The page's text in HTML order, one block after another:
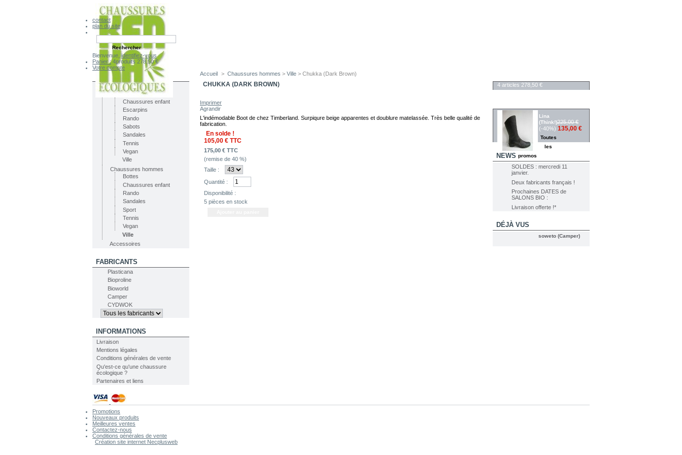
contact
plan du site
Bienvenue,identifiez-vous
Panier : 4produits 278,50 €
Votre compte
CATÉGORIES
Chaussures femmes
Bottes
Chaussures enfant
Escarpins
Rando
Sabots
Sandales
Tennis
Vegan
Ville
Chaussures hommes
Bottes
Chaussures enfant
Rando
Sandales
Sport
Tennis
Vegan
Ville
Accessoires
FABRICANTS
Plasticana
Bioproline
Bioworld
Camper
CYDWOK
INFORMATIONS
Livraison
Mentions légales
Conditions générales de vente
Qu'est-ce qu'une chaussure
écologique ?
Partenaires et liens
Accueil > Chaussures hommes >Ville > Chukka (Dark Brown)
CHUKKA (DARK BROWN)
Imprimer
Agrandir
L'indémodable Boot de chez Timberland. Surpiqure beige apparentes et doublure matelassée. Très belle qualité de
fabrication.
En solde !
105,00 € TTC
175,00 €TTC
(remise de 40%)
Taille :
Quantité :
Disponibilité :
5 pièces en stock
4 articles 278,50 €
Lina
(Think!)225,00 €
(-40%) 135,00 €
Toutes
les
promos
NEWS
SOLDES : mercredi 11
janvier.
Deux fabricants français !
Prochaines DATES de
SALONS BIO :
Livraison offerte !*
DÉJÀ VUS
soweto (Camper)
Promotions
Nouveaux produits
Meilleures ventes
Contactez-nous
Conditions générales de vente
Création site internet Necplusweb